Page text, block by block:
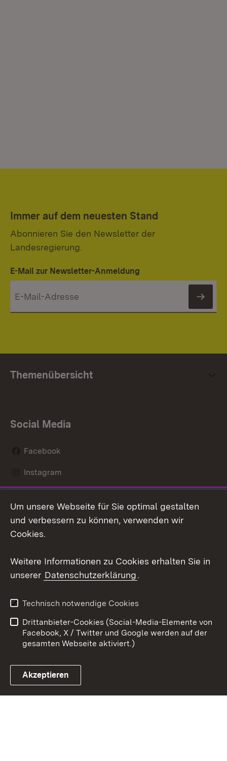
Immer auf dem neuesten Stand
Abonnieren Sie den Newsletter der
Landesregierung.
E-Mail zur Newsletter-Anmeldung
Themenübersicht
Social Media
Facebook
Instagram
Mastodon
Youtube
Link zum Landesportal
Kontakt
Datenschutz
Barrierefreiheit
Impressum Cookies
Um unsere Webseite für Sie optimal gestalten
und verbessern zu können, verwenden wir
Cookies.
Weitere Informationen zu Cookies erhalten Sie in
unserer Datenschutzerklärung.
Technisch notwendige Cookies
Drittanbieter-Cookies (Social-Media-Elemente von
Facebook, X / Twitter und Google werden auf der
gesamten Webseite aktiviert.)
Akzeptieren